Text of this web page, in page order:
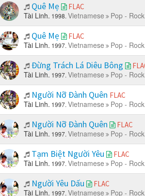
Quê Mẹ FLAC
Tài Linh. 1998. Vietnamese Pop -
Quê Mẹ FLAC
Tài Linh. 1997. Vietnamese Pop -
Đừng Trách Lá Diêu Bông
Tài Linh. 1997. Vietnamese Pop -
Người Nỡ Đành Quên FLAC
Tài Linh. 1997. Vietnamese Pop -
Người Nỡ Đành Quên FLAC
Tài Linh. 1997. Vietnamese Pop -
Tạm Biệt Người Yêu FLAC
Tài Linh. 1997. Vietnamese Pop -
Người Yêu Dấu FLAC
Tài Linh. 1997. Vietnamese Pop -